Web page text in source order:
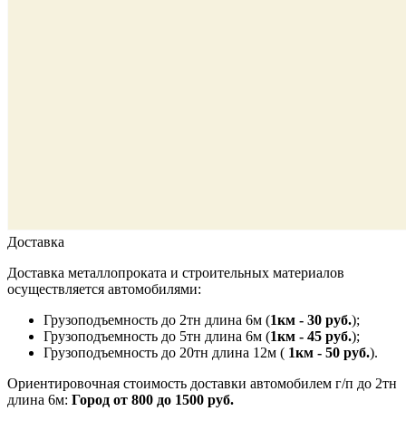
Доставка
Доставка металлопроката и строительных материалов
осуществляется автомобилями:
Грузоподъемность до 2тн длина 6м (1км - 30 руб.);
Грузоподъемность до 5тн длина 6м (1км - 45 руб.);
Грузоподъемность до 20тн длина 12м ( 1км - 50 руб.).
Ориентировочная стоимость доставки автомобилем г/п до 2тн
длина 6м: Город от 800 до 1500 руб.